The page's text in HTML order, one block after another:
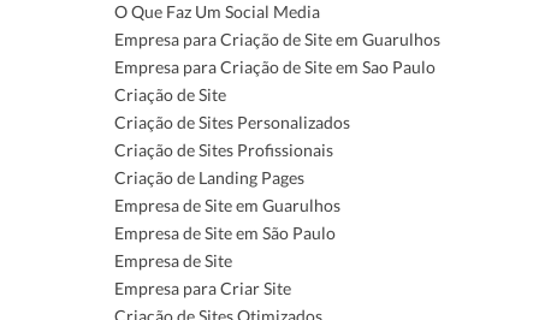
O Que Faz Um Social Media
Empresa para Criação de Site em Guarulhos
Empresa para Criação de Site em Sao Paulo
Criação de Site
Criação de Sites Personalizados
Criação de Sites Profissionais
Criação de Landing Pages
Empresa de Site em Guarulhos
Empresa de Site em São Paulo
Empresa de Site
Empresa para Criar Site
Criação de Sites Otimizados